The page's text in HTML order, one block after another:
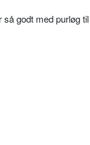
godt med purløg